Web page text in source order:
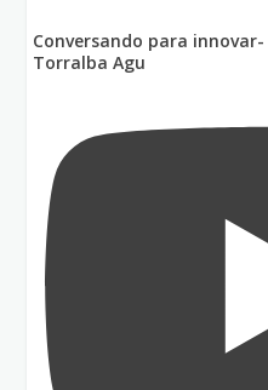
Conversando para
Torralba Agu